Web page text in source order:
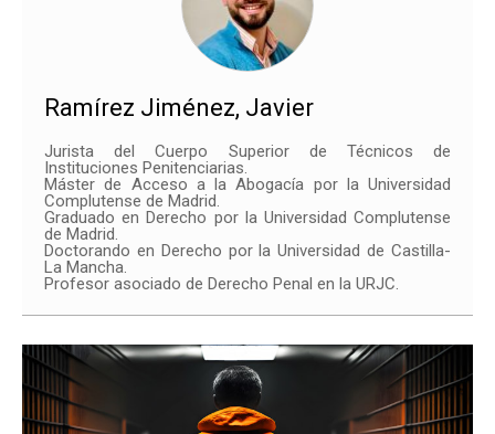
Ramírez Jiménez, Javier
Jurista del Cuerpo Superior de Técnicos de
Instituciones Penitenciarias.
Máster de Acceso a la Abogacía por la Universidad
Complutense de Madrid.
Graduado en Derecho por la Universidad Complutense
de Madrid.
Doctorando en Derecho por la Universidad de Castilla-
La Mancha.
Profesor asociado de Derecho Penal en la URJC.